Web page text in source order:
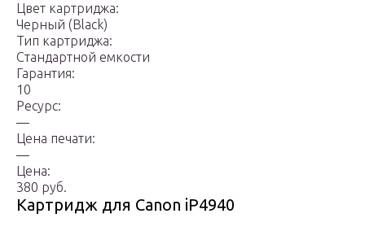
Цвет картриджа:
Черный (Black)
Тип картриджа:
Стандартной емкости
Гарантия:
10
Ресурс:
—
Цена печати:
—
Цена:
380 руб.
Картридж для Canon iP4940